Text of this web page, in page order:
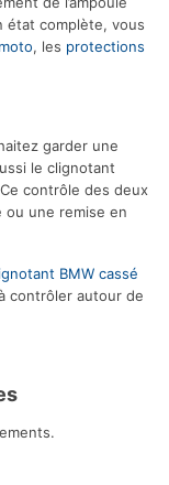
état complète, vous
, les protections
garder une
le clignotant
contrôle des deux
une remise en
BMW cassé
contrôler autour de